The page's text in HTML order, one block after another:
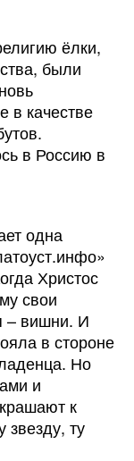
ёлки,
были
в качестве
в Россию в
одна
Христос
свои
– вишни. И
в стороне
Но
и
к
ту